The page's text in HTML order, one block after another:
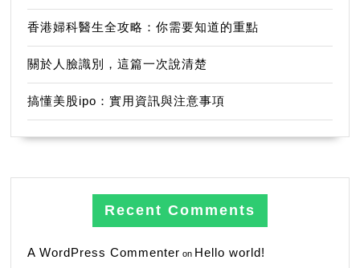
香港婦科醫生全攻略：你需要知道的重點
關於人臉識別，這篇一次說清楚
搞懂美股ipo：實用資訊與注意事項
Recent Comments
A WordPress Commenter on Hello world!